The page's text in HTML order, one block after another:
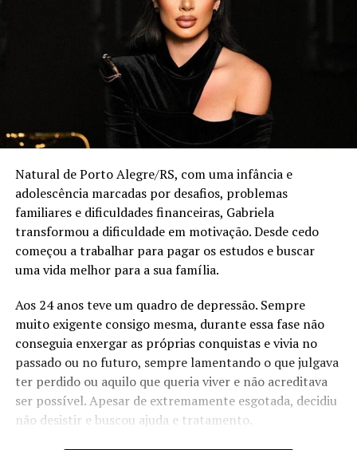
Natural de Porto Alegre/RS, com uma infância e
adolescência marcadas por desafios, problemas
familiares e dificuldades financeiras, Gabriela
transformou a dificuldade em motivação. Desde cedo
começou a trabalhar para pagar os estudos e buscar
uma vida melhor para a sua família.
Aos 24 anos teve um quadro de depressão. Sempre
muito exigente consigo mesma, durante essa fase não
conseguia enxergar as próprias conquistas e vivia no
passado ou no futuro, sempre lamentando o que julgava
ter perdido ou aquilo que queria viver e não acreditava
ser possível. Apesar de extremamente esgotada, decidiu
não desistir e buscou ajuda e tratamento.